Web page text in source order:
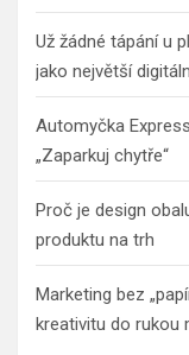
Už žádné tápání u
jako největší
Automyčka
„Zaparkuj chytře“
Proč je design
produktu na trh
Marketing bez
kreativitu do rukou